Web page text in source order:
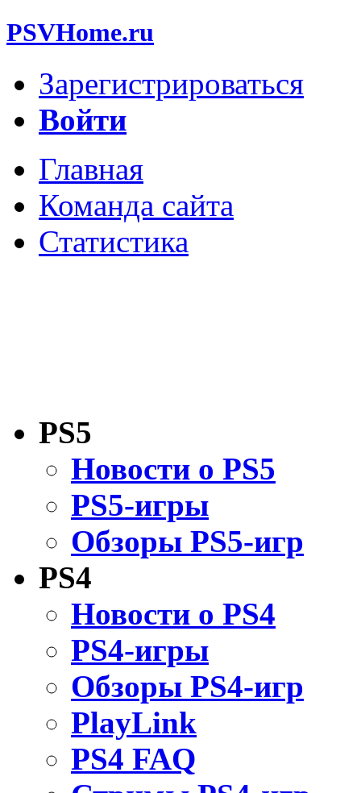
PSVHome.ru
Зарегистрироваться
Войти
Главная
Команда сайта
Статистика
PS5
Новости о PS5
PS5-игры
Обзоры PS5-игр
PS4
Новости о PS4
PS4-игры
Обзоры PS4-игр
PlayLink
PS4 FAQ